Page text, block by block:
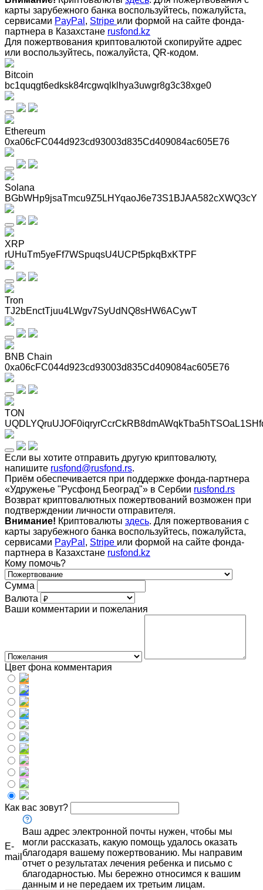
карты зарубежного банка воспользуйтесь, пожалуйста,
сервисами PayPal , Stripe или формой на сайте фонда-
партнера в Казахстане rusfond.kz
Для пожертвования криптовалютой скопируйте адрес
или воспользуйтесь, пожалуйста, QR-кодом.
Bitcoin
bc1quqgt6edksk84rcgwqlklhya3uwgr8g3c38xge0
Ethereum
0xa06cFC044d923cd93003d835Cd409084ac605E76
Solana
BGbWHp9jsaTmcu9Z5LHYqaoJ6e73S1BJAA582cXWQ3cY
XRP
rUHuTm5yeFf7WSpuqsU4UCPt5pkqBxKTPF
Tron
TJ2bEnctTjuu4LWgv7SyUdNQ8sHW6ACywT
BNB Chain
0xa06cFC044d923cd93003d835Cd409084ac605E76
TON
Если вы хотите отправить другую криптовалюту,
напишите rusfond@rusfond.rs.
Приём обеспечивается при поддержке фонда-партнера
«Удружење "Русфонд Београд"» в Сербии rusfond.rs
Возврат криптовалютных пожертвований возможен при
подтверждении личности отправителя.
Внимание! Криптовалюты здесь. Для пожертвования с
карты зарубежного банка воспользуйтесь, пожалуйста,
сервисами PayPal , Stripe или формой на сайте фонда-
партнера в Казахстане rusfond.kz
Кому помочь?
Сумма
Валюта
Ваши комментарии и пожелания
Цвет фона комментария
Как вас зовут?
E-
mail
Ваш адрес электронной почты нужен, чтобы мы
могли рассказать, какую помощь удалось оказать
благодаря вашему пожертвованию. Мы направим
отчет о результатах лечения ребенка и письмо с
благодарностью. Мы бережно относимся к вашим
данным и не передаем их третьим лицам.